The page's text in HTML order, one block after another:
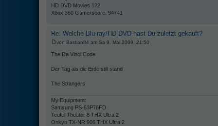
HD DVD Movies 122
Xbox 360 Gamerscore: 94741
Re: Welche Blu-ray/HD-DVD hast Du zuletzt gekauft?
von Bastian84 am Sa 9. Mai 2009, 21:50
The Da Vinci Code
Der Tag als die Erde still stand
The Strangers
My Equipment:
Samsung PS-63P76FD
Teufel Theater 8 THX Ultra 2
Onkyo TX-NR 906 THX Ultra 2